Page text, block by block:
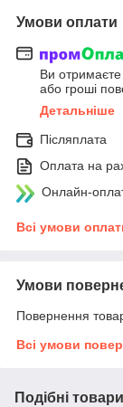
Умови оплати
Ви
або гроші
Детальніше
Післяплата
Оплата на
Онлайн-
Всі умови
Умови
Повернення
Всі умови
Подібні